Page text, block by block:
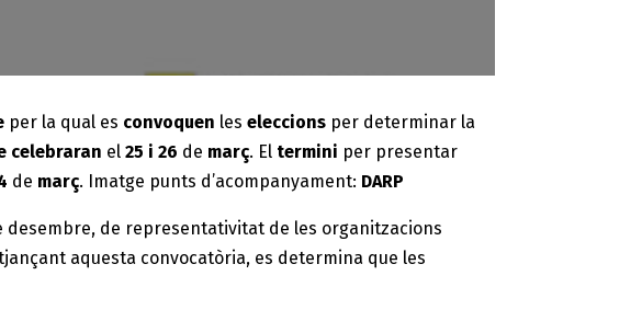
per la qual es convoquen leseleccions per determinar la
celebraran el25 i 26 de març. El termini per presentar
de març. Imatge punts d’acompanyament: DARP
desembre, de representativitat de les organitzacions
aquesta convocatòria, es determina que les